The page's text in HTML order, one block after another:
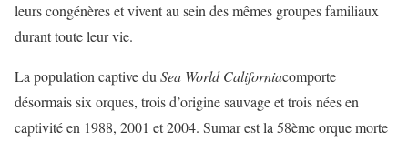
leurs congénères et vivent au sein des mêmes groupes familiaux
durant toute leur vie.
La population captive du Sea World Californiacomporte
désormais six orques, trois d’origine sauvage et trois nées en
captivité en 1988, 2001 et 2004. Sumar est la 58ème orque morte